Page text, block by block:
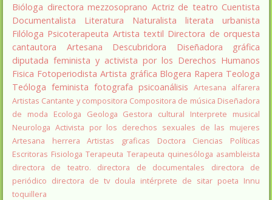
Bióloga directora mezzosoprano Actriz de teatro Cuentista
Documentalista
Literatura Naturalista literata
urbanista
Filóloga Psicoterapeuta Artista textil Directora de orquesta
cantautora
Artesana Descubridora
Diseñadora gráfica
diputada feminista y activista por los Derechos Humanos
Fisica Fotoperiodista Artista gráfica Blogera Rapera Teologa
Teóloga feminista fotografa psicoanálisis Artesana alfarera
Artistas Cantante y compositora Compositora de música Diseñadora
de moda
Ecologa Geologa Gestora cultural
Interprete musical
Neurologa Activista por los derechos sexuales de las mujeres
Artesana herrera
Artistas graficas
Doctora Ciencias Políticas
Escritoras Fisiologa Terapeuta Terapeuta quinesóloga asambleista
directora de teatro.
directora de documentales
directora de
periódico directora de tv doula intérprete de sitar poeta Innu
toquillera